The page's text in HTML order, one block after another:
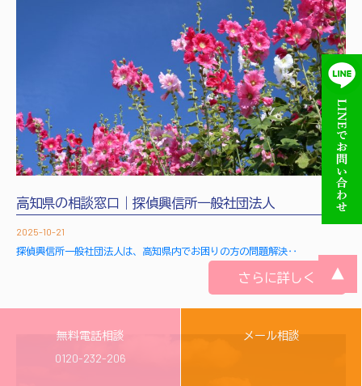
高知県の相談窓口｜探偵興信所一般社団法人
2025-10-21
探偵興信所一般社団法人は、高知県内でお困りの方の問題解決‥
さらに詳しく ▲
無料電話相談
0120-232-206
メール相談